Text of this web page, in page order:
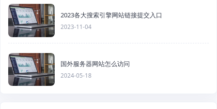
2023各大搜索引擎网站链接提交入口
2023-11-04
国外服务器网站怎么访问
2024-05-18